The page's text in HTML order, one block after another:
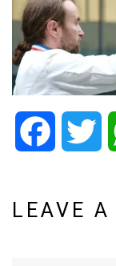
Facebook
LEAVE A